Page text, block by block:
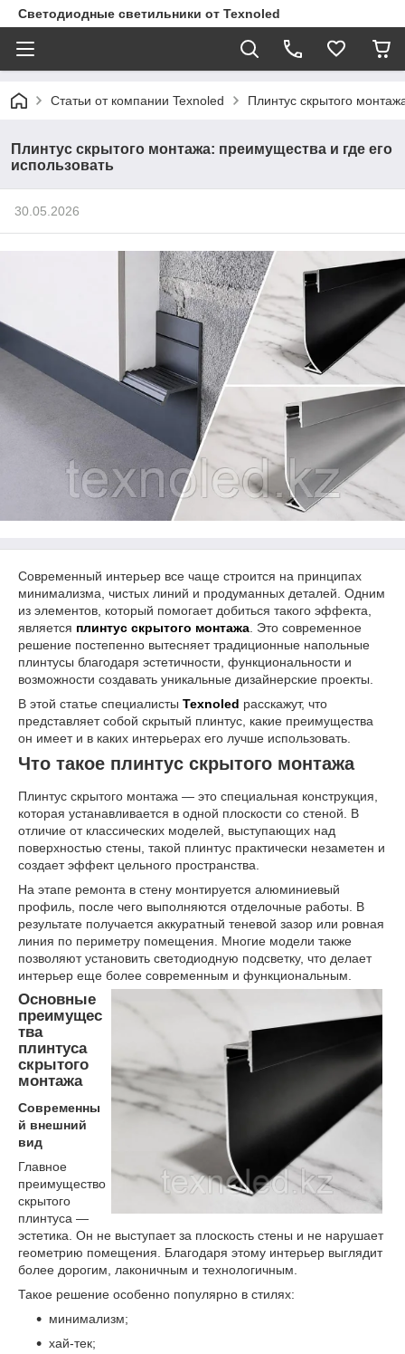
Светодиодные светильники от Texnoled
Статьи от компании Texnoled Плинтус скрытого
Плинтус скрытого монтажа: преимущества и где его
использовать
30.05.2026
Современный интерьер все чаще строится на принципах
минимализма, чистых линий и продуманных деталей. Одним
из элементов, который помогает добиться такого эффекта,
является плинтус скрытого монтажа . Это современное
решение постепенно вытесняет традиционные напольные
плинтусы благодаря эстетичности, функциональности и
возможности создавать уникальные дизайнерские проекты.
В этой статье специалисты Texnoled расскажут, что
представляет собой скрытый плинтус, какие преимущества
он имеет и в каких интерьерах его лучше использовать.
Что такое плинтус скрытого монтажа
Плинтус скрытого монтажа — это специальная конструкция,
которая устанавливается в одной плоскости со стеной. В
отличие от классических моделей, выступающих над
поверхностью стены, такой плинтус практически незаметен и
создает эффект цельного пространства.
На этапе ремонта в стену монтируется алюминиевый
профиль, после чего выполняются отделочные работы. В
результате получается аккуратный теневой зазор или ровная
линия по периметру помещения. Многие модели также
позволяют установить светодиодную подсветку, что делает
интерьер еще более современным и функциональным.
Основные
преимущес
тва
плинтуса
скрытого
монтажа
Современны
й внешний
вид
Главное
преимущество
скрытого
плинтуса —
эстетика. Он не выступает за плоскость стены и не нарушает
геометрию помещения. Благодаря этому интерьер выглядит
более дорогим, лаконичным и технологичным.
Такое решение особенно популярно в стилях:
минимализм;
хай-тек;